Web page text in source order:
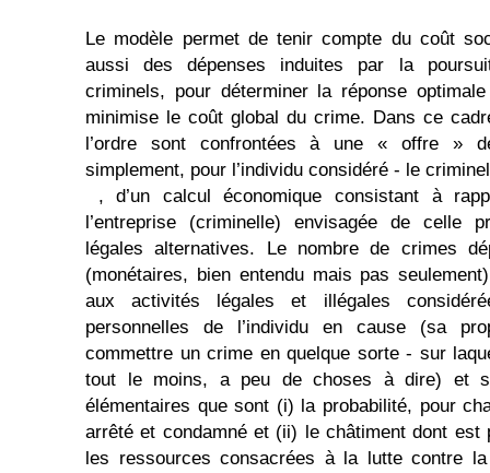
Le modèle permet de tenir compte du coût
aussi des dépenses induites par la
criminels, pour déterminer la réponse
minimise le coût global du crime. Dans ce
l’ordre sont confrontées à une « offre »
simplement, pour l’individu considéré - le criminel
, d’un calcul économique consistant à
l’entreprise (criminelle) envisagée de celle
légales alternatives. Le nombre de crimes
(monétaires, bien entendu mais pas
aux activités légales et illégales
personnelles de l’individu en cause (sa
commettre un crime en quelque sorte - sur
tout le moins, a peu de choses à dire) et
élémentaires que sont (i) la probabilité, pour
arrêté et condamné et (ii) le châtiment dont est
les ressources consacrées à la lutte contre